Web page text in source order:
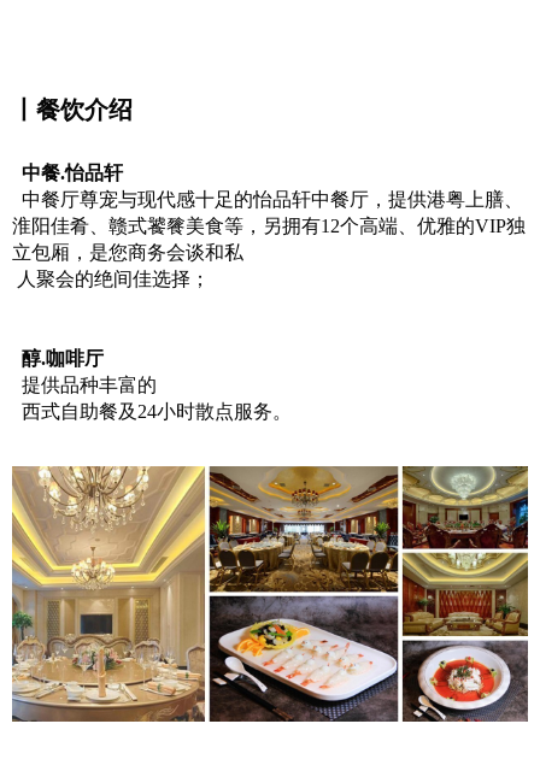
丨餐饮介绍
中餐.怡品轩
中餐厅尊宠与现代感十足的怡品轩中餐厅，提供港粤上膳、
淮阳佳肴、赣式饕餮美食等，另拥有12个高端、优雅的VIP独
立包厢，是您商务会谈和私
人聚会的绝间佳选择；
醇.咖啡厅
提供品种丰富的
西式自助餐及24小时散点服务。